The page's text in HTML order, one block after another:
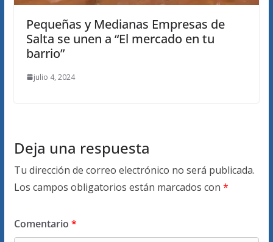
Pequeñas y Medianas Empresas de
Salta se unen a “El mercado en tu
barrio”
julio 4, 2024
Deja una respuesta
Tu dirección de correo electrónico no será publicada.
Los campos obligatorios están marcados con *
Comentario *